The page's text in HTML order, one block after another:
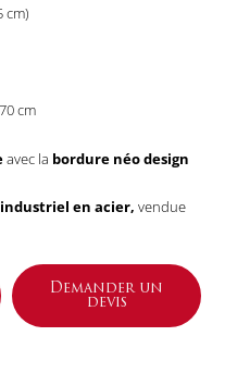
cm)
cm
avec la bordure néo design
en acier, vendue
Demander un
devis